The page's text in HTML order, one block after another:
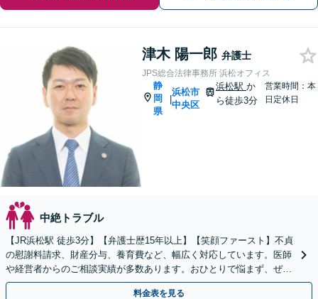
津木 陽一郎 弁護士
JPS総合法律事務所 浜松オフィス
静
岡
県
|
浜松市
中央区
浜松駅 か
ら徒歩3分
営業時間：本
日定休日
中絶トラブル
【JR浜松駅 徒歩3分】【弁護士歴15年以上】【笑顔ファースト】不貞
の慰謝料請求、財産分与、養育費など、幅広く対応しています。医師
や経営者からのご相談実績が多数あります。おひとりで悩まず、ぜひ
弁護士にご相談ください。【初回面談無料】
料金表を見る